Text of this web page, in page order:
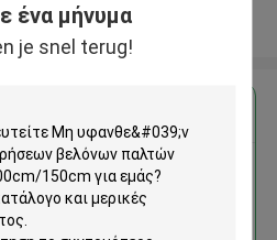
ένα μήνυμα
je snel terug!
τιμή για
αισθητό ύφασμα
βελόνων παλτών
πλάτος